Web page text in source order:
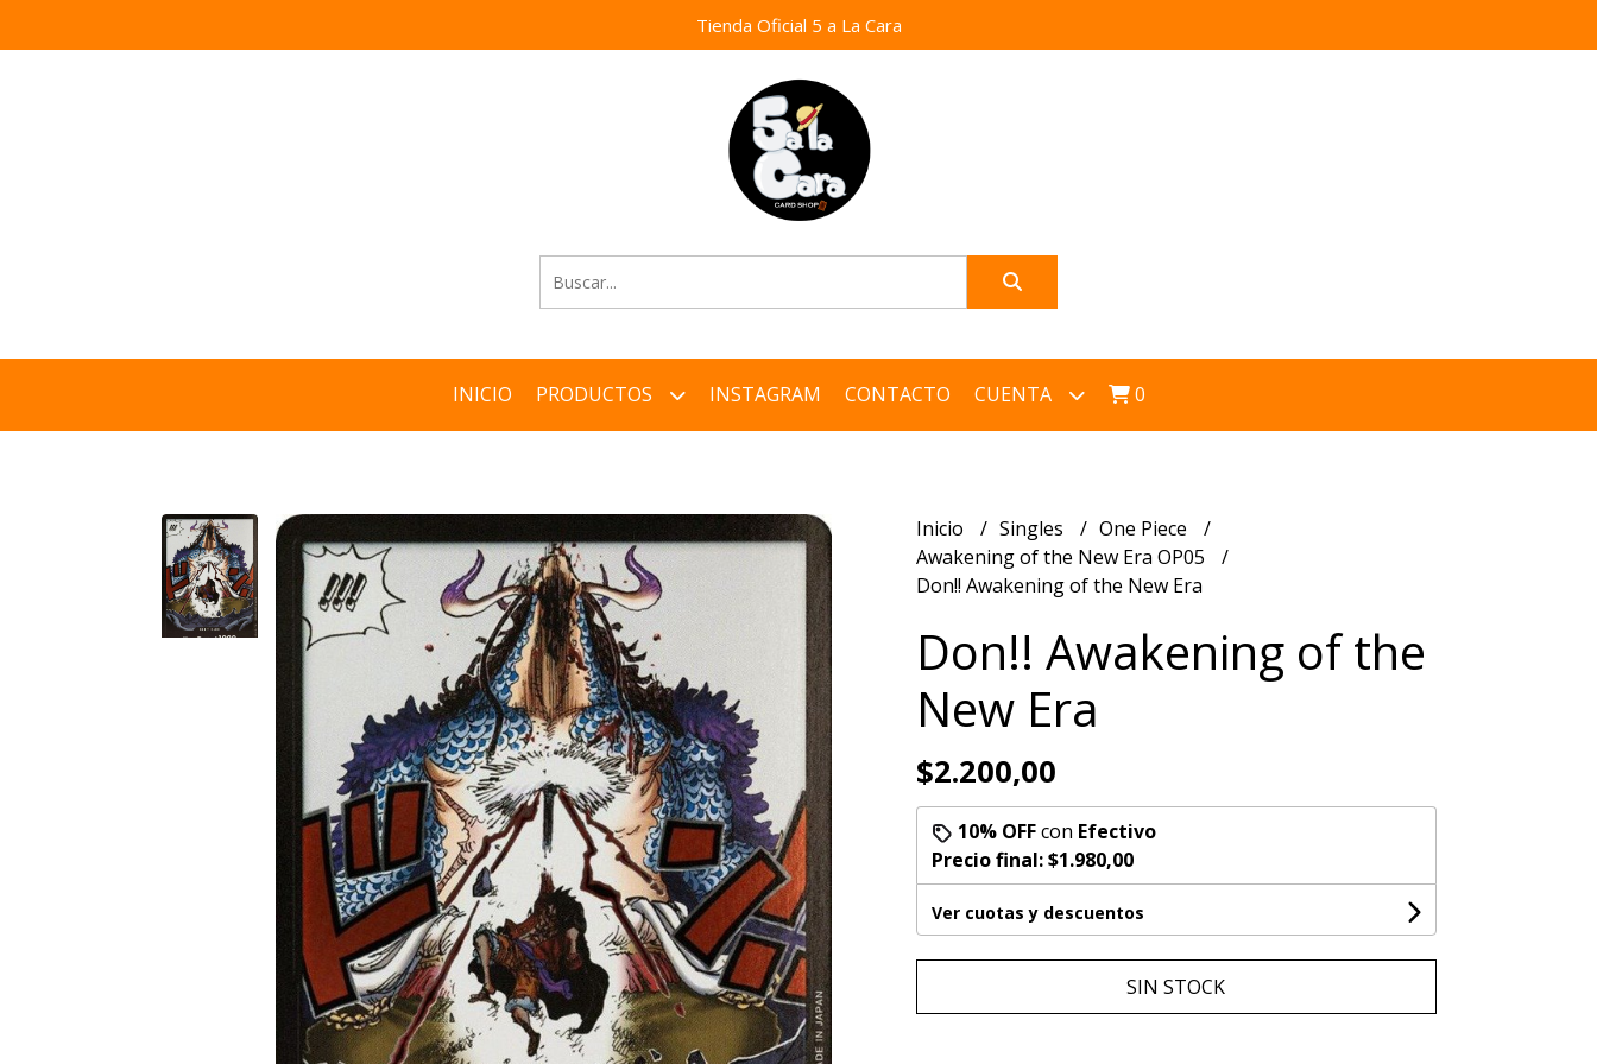
Tienda Oficial 5 a La Cara
INICIO PRODUCTOS INSTAGRAM CONTACTO CUENTA 0
Inicio Singles
One Piece
Awakening of the New Era OP05
Don!! Awakening of the New Era
Don!! Awakening of the
New Era
$2.200,00
10% OFFcon Efectivo
Precio final:$1.980,00
Ver cuotas y descuentos
SIN STOCK